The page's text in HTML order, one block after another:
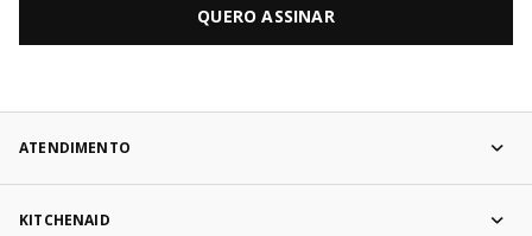
QUERO ASSINAR
ATENDIMENTO
KITCHENAID